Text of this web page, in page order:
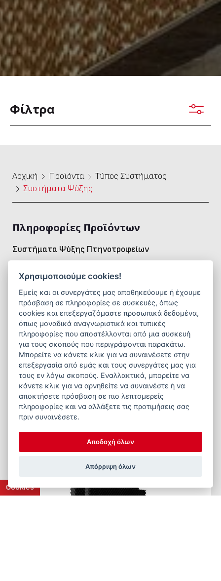
Cookies
Φίλτρα
Αρχική Προϊόντα
Τύπος Συστήματος
Συστήματα Ψύξης
Πληροφορίες Προϊόντων
Συστήματα Ψύξης Πτηνοτροφείων
σταθερής θερμοκρασίαςκαιιδανικού
μικροκλίματοςμέσα στο πτηνοτροφείο. Τα σύγχρονα
συστήματα ψύξηςπου προσφέρει η εταιρεία μας
εξασφαλίζουν ομοιόμορφη ροή αέρα,απομάκρυνση
θερμότηταςκαιμείωση θερμικού στρες,
συμβάλλοντας στηβελτίωση της ευζωίας, της
πρόσληψης τροφής και της παραγωγικότητας
πτηνών. Μεανθεκτική κατασκευή,ενεργειακή
αποδοτικότητα καιεύκολη λειτουργία, αποτελούν
την ιδανική λύση για κάθε μονάδα εκτροφής.
Χρησιμοποιούμε cookies!
Εμείς και οι συνεργάτες μας αποθηκεύουμε ή έχουμε
πρόσβαση σε πληροφορίες σε συσκευές, όπως
cookies και επεξεργαζόμαστε προσωπικά δεδομένα,
όπως μοναδικά αναγνωριστικά και τυπικές
πληροφορίες που αποστέλλονται από μια συσκευή
για τους σκοπούς που περιγράφονται παρακάτω.
Μπορείτε να κάνετε κλικ για να συναινέσετε στην
επεξεργασία από εμάς και τους συνεργάτες μας για
τους εν λόγω σκοπούς. Εναλλακτικά, μπορείτε να
κάνετε κλικ για να αρνηθείτε να συναινέστε ή να
αποκτήσετε πρόσβαση σε πιο λεπτομερείς
πληροφορίες και να αλλάξετε τις προτιμήσεις σας
πριν συναινέσετε.
Αποδοχή όλων
Απόρριψη όλων